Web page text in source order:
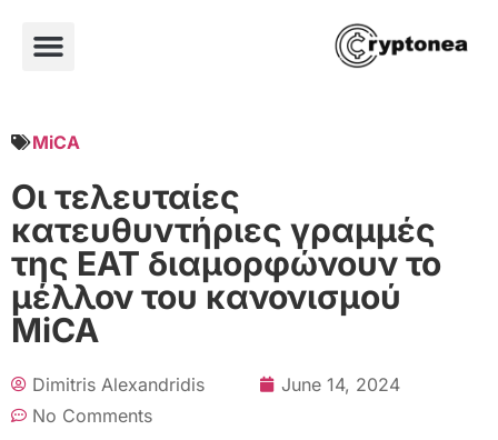
MiCA
Οι τελευταίες
κατευθυντήριες γραμμές
της ΕΑΤ διαμορφώνουν το
μέλλον του κανονισμού
MiCA
Dimitris Alexandridis
June 14, 2024
No Comments